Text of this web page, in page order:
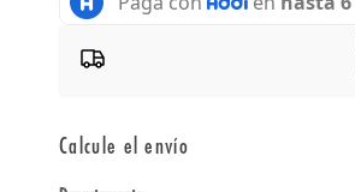
Calcule el envío